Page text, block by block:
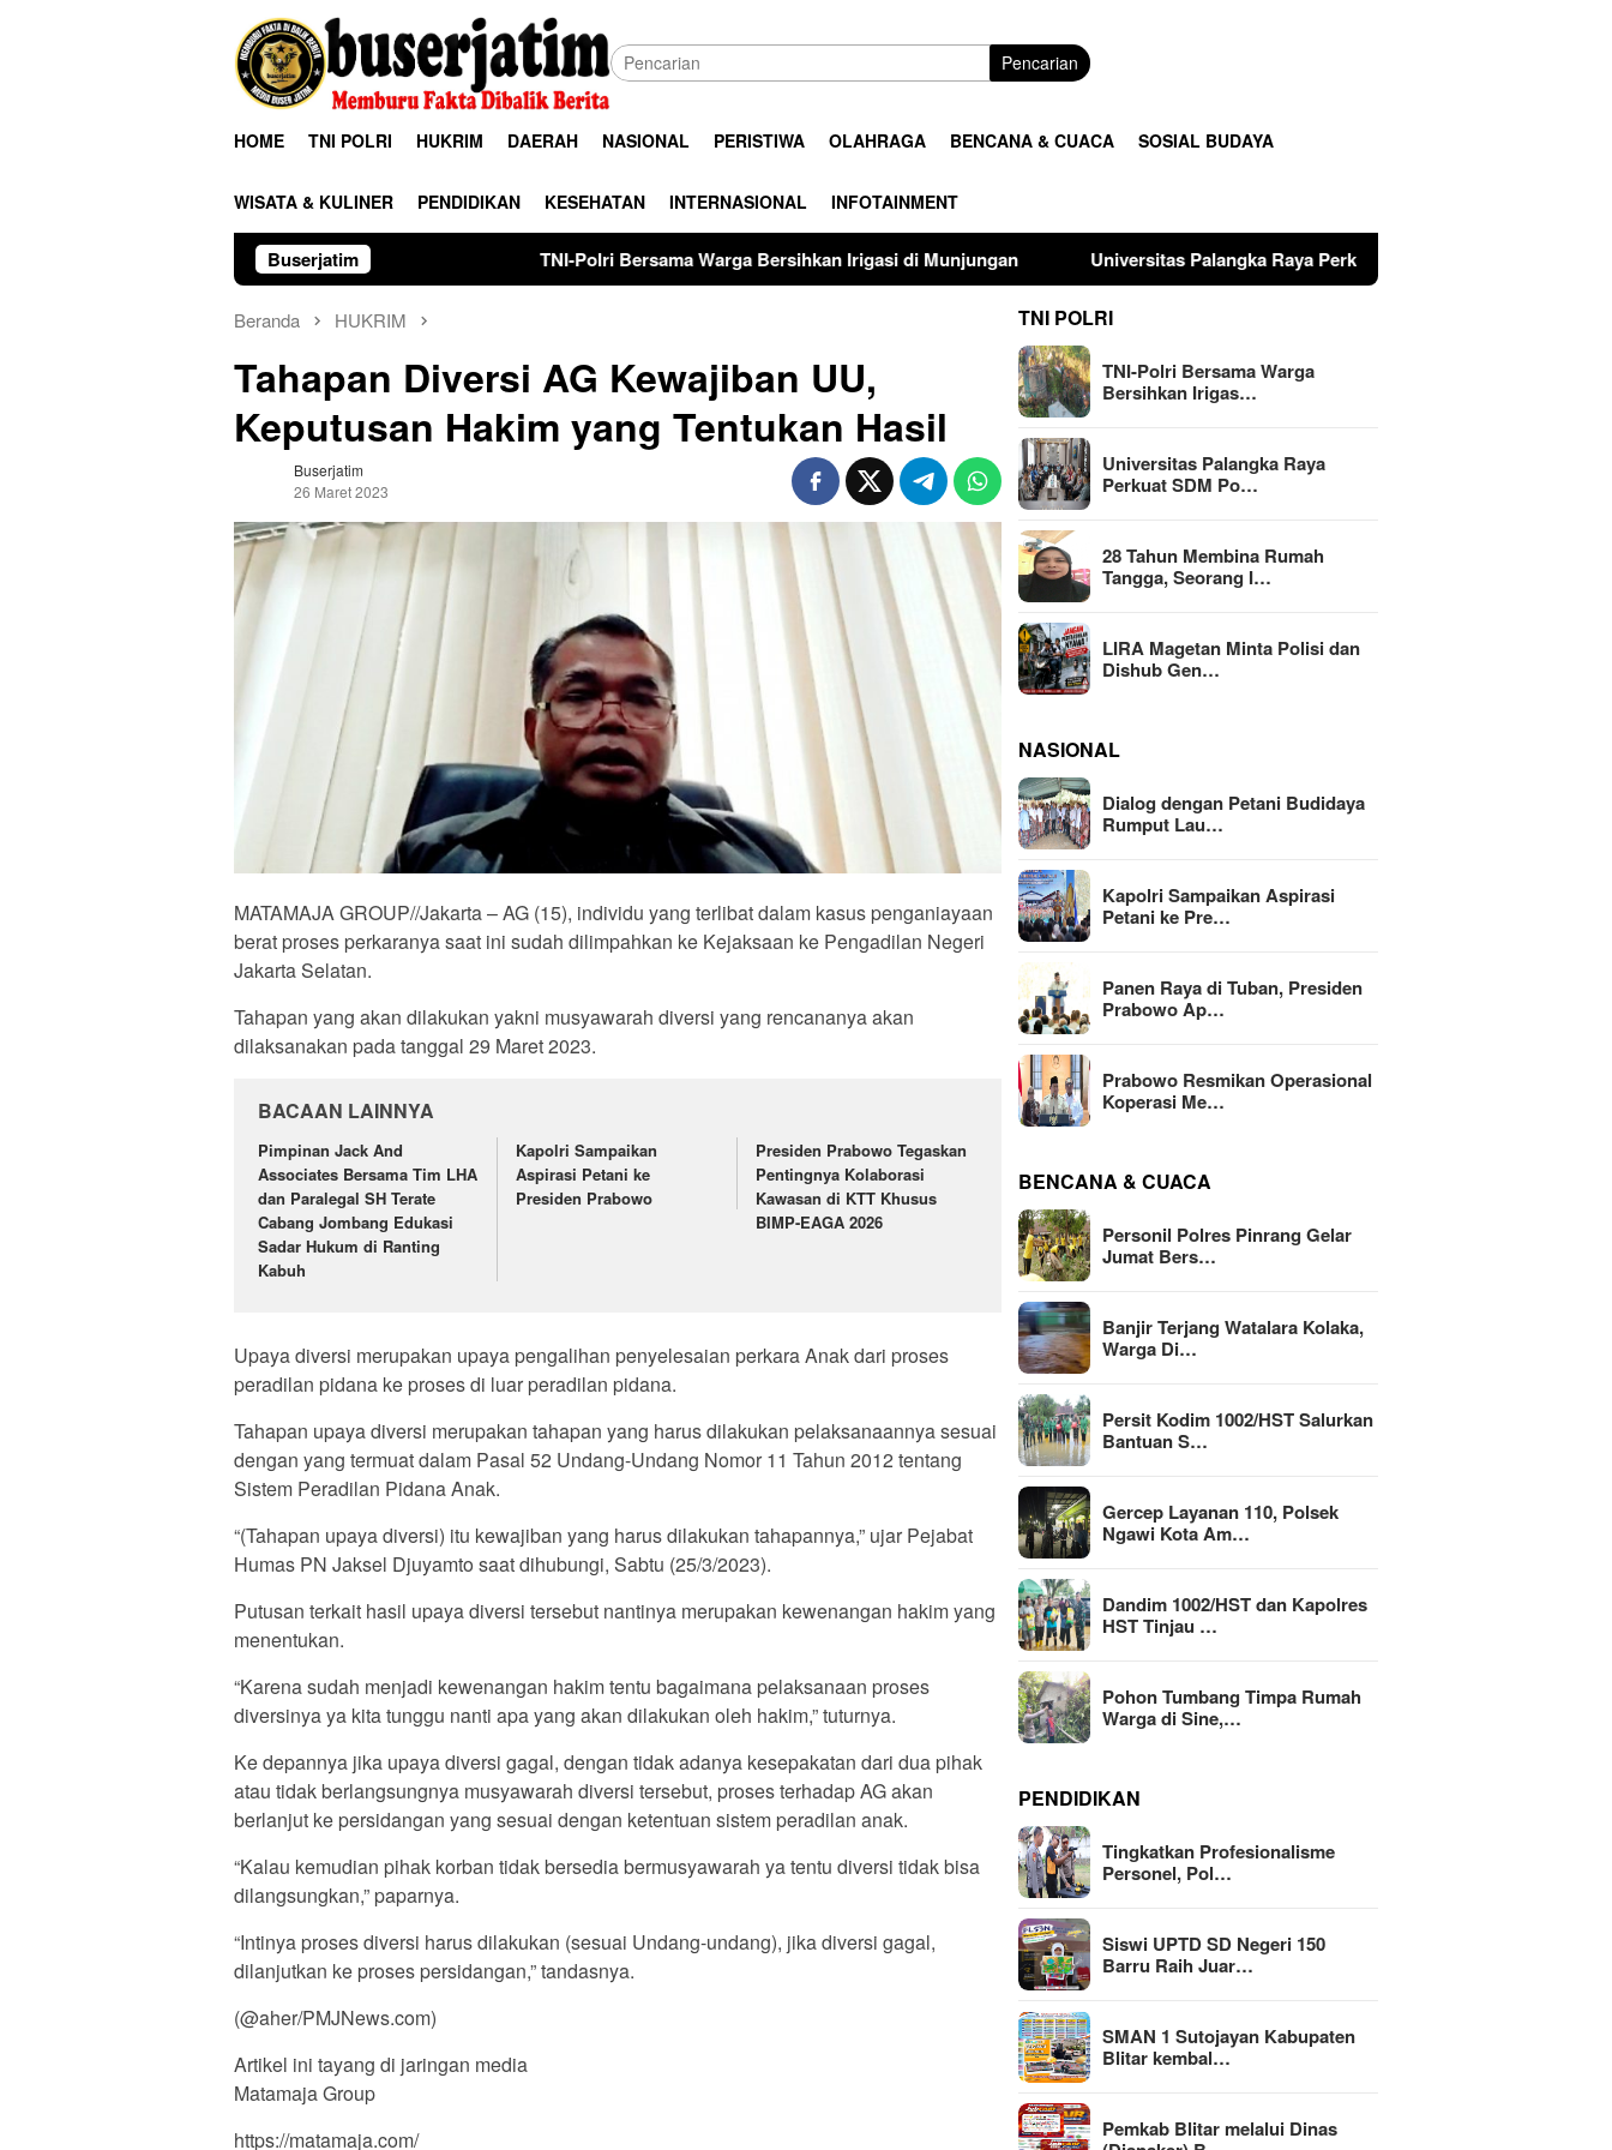
Pencarian
HOME TNI POLRI HUKRIM DAERAH NASIONAL PERISTIWA OLAHRAGA BENCANA & CUACA SOSIAL BUDAYA
WISATA & KULINER PENDIDIKAN KESEHATAN INTERNASIONAL INFOTAINMENT
Buserjatim TNI-Polri Bersama Warga Bersihkan Irigasi di Munjungan Universitas Palangka Raya Perkuat SDM Polri Lewat Pusat Studi Kepolisian
Beranda HUKRIM
Tahapan Diversi AG Kewajiban UU,
Keputusan Hakim yang Tentukan Hasil
Buserjatim
26 Maret 2023
MATAMAJA GROUP//Jakarta – AG (15), individu yang terlibat dalam kasus penganiayaan
berat proses perkaranya saat ini sudah dilimpahkan ke Kejaksaan ke Pengadilan Negeri
Jakarta Selatan.
Tahapan yang akan dilakukan yakni musyawarah diversi yang rencananya akan
dilaksanakan pada tanggal 29 Maret 2023.
BACAAN LAINNYA
Pimpinan Jack And
Associates Bersama Tim LHA
dan Paralegal SH Terate
Cabang Jombang Edukasi
Sadar Hukum di Ranting
Kabuh
Kapolri Sampaikan
Aspirasi Petani ke
Presiden Prabowo
Presiden Prabowo Tegaskan
Pentingnya Kolaborasi
Kawasan di KTT Khusus
BIMP-EAGA 2026
Upaya diversi merupakan upaya pengalihan penyelesaian perkara Anak dari proses
peradilan pidana ke proses di luar peradilan pidana.
Tahapan upaya diversi merupakan tahapan yang harus dilakukan pelaksanaannya sesuai
dengan yang termuat dalam Pasal 52 Undang-Undang Nomor 11 Tahun 2012 tentang
Sistem Peradilan Pidana Anak.
“(Tahapan upaya diversi) itu kewajiban yang harus dilakukan tahapannya,” ujar Pejabat
Humas PN Jaksel Djuyamto saat dihubungi, Sabtu (25/3/2023).
Putusan terkait hasil upaya diversi tersebut nantinya merupakan kewenangan hakim yang
menentukan.
“Karena sudah menjadi kewenangan hakim tentu bagaimana pelaksanaan proses
diversinya ya kita tunggu nanti apa yang akan dilakukan oleh hakim,” tuturnya.
Ke depannya jika upaya diversi gagal, dengan tidak adanya kesepakatan dari dua pihak
atau tidak berlangsungnya musyawarah diversi tersebut, proses terhadap AG akan
berlanjut ke persidangan yang sesuai dengan ketentuan sistem peradilan anak.
“Kalau kemudian pihak korban tidak bersedia bermusyawarah ya tentu diversi tidak bisa
dilangsungkan,” paparnya.
“Intinya proses diversi harus dilakukan (sesuai Undang-undang), jika diversi gagal,
dilanjutkan ke proses persidangan,” tandasnya.
(@aher/PMJNews.com)
Artikel ini tayang di jaringan media
Matamaja Group
https://matamaja.com/
TNI POLRI
TNI-Polri Bersama Warga
Bersihkan Irigas…
Universitas Palangka Raya
Perkuat SDM Po…
28 Tahun Membina Rumah
Tangga, Seorang I…
LIRA Magetan Minta Polisi dan
Dishub Gen…
NASIONAL
Dialog dengan Petani Budidaya
Rumput Lau…
Kapolri Sampaikan Aspirasi
Petani ke Pre…
Panen Raya di Tuban, Presiden
Prabowo Ap…
Prabowo Resmikan Operasional
Koperasi Me…
BENCANA & CUACA
Personil Polres Pinrang Gelar
Jumat Bers…
Banjir Terjang Watalara Kolaka,
Warga Di…
Persit Kodim 1002/HST Salurkan
Bantuan S…
Gercep Layanan 110, Polsek
Ngawi Kota Am…
Dandim 1002/HST dan Kapolres
HST Tinjau …
Pohon Tumbang Timpa Rumah
Warga di Sine,…
PENDIDIKAN
Tingkatkan Profesionalisme
Personel, Pol…
Siswi UPTD SD Negeri 150
Barru Raih Juar…
SMAN 1 Sutojayan Kabupaten
Blitar kembal…
Pemkab Blitar melalui Dinas